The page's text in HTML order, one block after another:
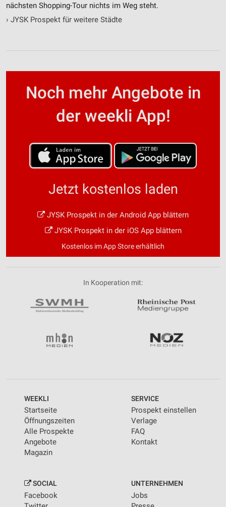
nächsten Shopping-Tour nichts im Weg steht.
› JYSK Prospekt für weitere Städte
Noch mehr Angebote in
der weekli App!
Jetzt kostenlos laden
JYSK Prospekt in der Android App blättern
JYSK Prospekt in der iOS App blättern
Kostenlos im App Store erhältlich
In Kooperation mit:
WEEKLI
Startseite
Öffnungszeiten
Alle Prospekte
Angebote
Magazin
SERVICE
Prospekt einstellen
Verlage
FAQ
Kontakt
SOCIAL
Facebook
UNTERNEHMEN
Jobs